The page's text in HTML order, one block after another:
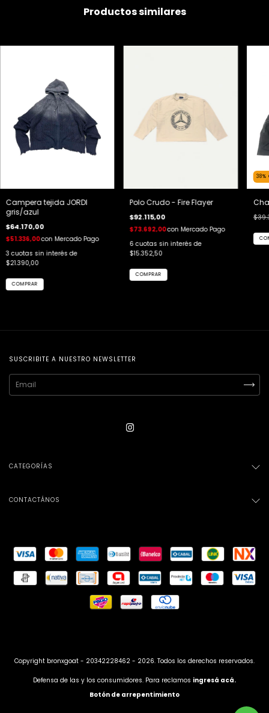
Productos similares
Campera tejida JORDI
gris/azul
$64.170,00
$51.336,00con Mercado Pago
3 cuotas sin interés de
$21.390,00
COMPRAR
Polo Crudo - Fire Flayer
$92.115,00
$73.692,00con Mercado Pago
6 cuotas sin interés de
$15.352,50
COMPRAR
38%
SUSCRIBITE A NUESTRO NEWSLETTER
CATEGORÍAS
CONTACTÁNOS
Copyright bronxgoat - 20342228462 - 2026. Todos los derechos reservados.
Defensa de las y los consumidores. Para reclamos ingresá acá.
Botón de arrepentimiento